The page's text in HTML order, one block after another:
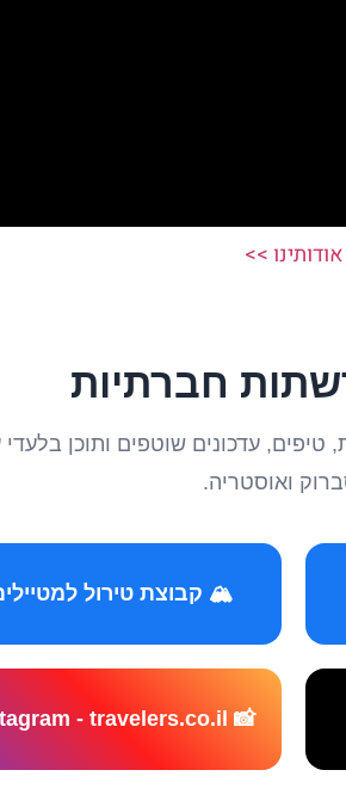
אודותינו >>
חברתיות
עדכונים שוטפים ותוכן בלעדי
ואוסטריה.
🏔️ קבוצת טירול
📸 Instagram - travelers.co.il